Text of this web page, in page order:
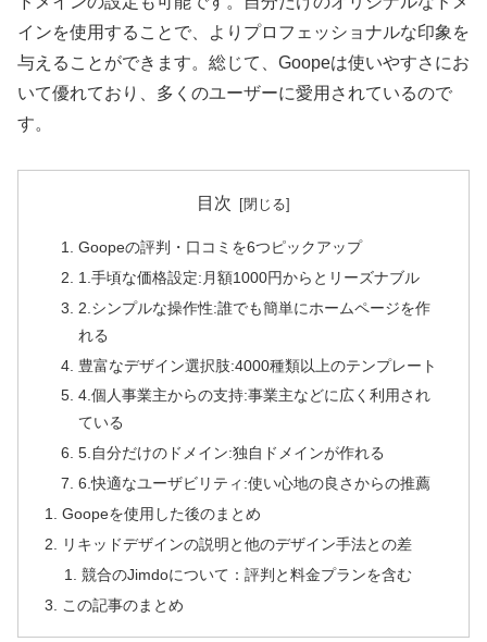
インを使用することで、よりプロフェッショナルな印象を
与えることができます。総じて、Goopeは使いやすさにお
いて優れており、多くのユーザーに愛用されているので
す。
目次
Goopeの評判・口コミを6つピックアップ
1.手頃な価格設定:月額1000円からとリーズナブル
2.シンプルな操作性:誰でも簡単にホームページを作
れる
豊富なデザイン選択肢:4000種類以上のテンプレート
4.個人事業主からの支持:事業主などに広く利用され
ている
5.自分だけのドメイン:独自ドメインが作れる
6.快適なユーザビリティ:使い心地の良さからの推薦
Goopeを使用した後のまとめ
リキッドデザインの説明と他のデザイン手法との差
競合のJimdoについて：評判と料金プランを含む
この記事のまとめ